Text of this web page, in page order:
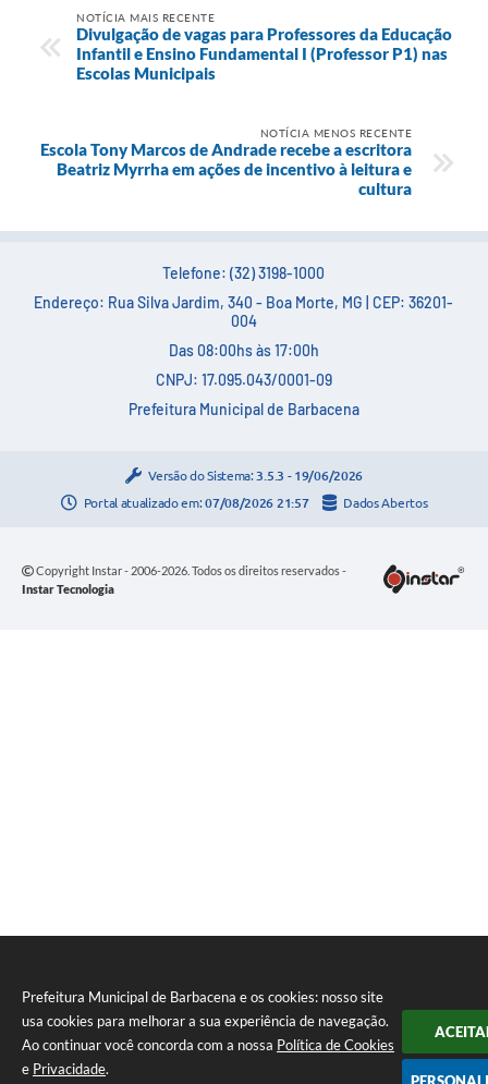
Prefeitura Municipal de Barbacena e os cookies: nosso site
usa cookies para melhorar a sua experiência de navegação.
Ao continuar você concorda com a nossa Política de Cookies
e Privacidade.
NOTÍCIA MAIS RECENTE
Divulgação de vagas para Professores da Educação
Infantil e Ensino Fundamental I (Professor P1) nas
Escolas Municipais
NOTÍCIA MENOS RECENTE
Escola Tony Marcos de Andrade recebe a escritora
Beatriz Myrrha em ações de incentivo à leitura e
cultura
Telefone: (32) 3198-1000
Endereço: Rua Silva Jardim, 340 - Boa Morte, MG | CEP: 36201-
004
Das 08:00hs às 17:00h
CNPJ: 17.095.043/0001-09
Prefeitura Municipal de Barbacena
Versão do Sistema: 3.5.3 - 19/06/2026
Portal atualizado em:07/08/2026 21:57 Dados Abertos
Copyright Instar - 2006-2026. Todos os direitos reservados -
Instar Tecnologia